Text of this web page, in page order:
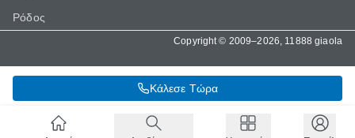
Κάλεσε Τώρα
Ρόδος
Copyright © 2009–2026, 11888 giaola